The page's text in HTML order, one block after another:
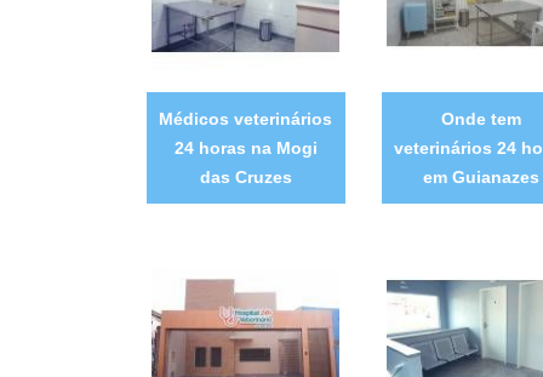
Médicos veterinários
24 horas na Mogi
das Cruzes
Onde tem
veterinários 24
em Guianazes